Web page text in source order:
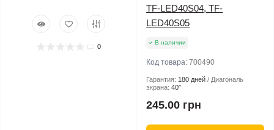
0
TF-LED40S04, TF-
LED40S05
В наличии
Код товара: 700490
Гарантия: 180 дней
Диагональ
экрана: 40″
245.00 грн